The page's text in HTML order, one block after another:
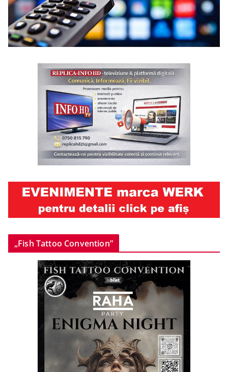
„Fish Tattoo Convention”